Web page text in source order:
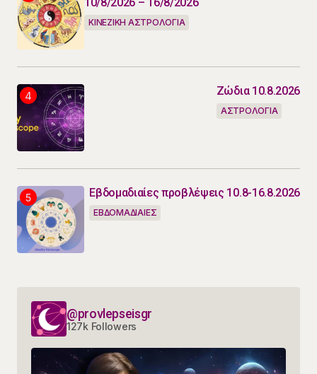
10/8/2026 – 16/8/2026
ΚΙΝΕΖΙΚΗ ΑΣΤΡΟΛΟΓΙΑ
Ζώδια 10.8.2026
ΑΣΤΡΟΛΟΓΙΑ
Εβδομαδιαίες προβλέψεις 10.8-16.8.2026
ΕΒΔΟΜΑΔΙΑΙΕΣ
@provlepseisgr
127k Followers